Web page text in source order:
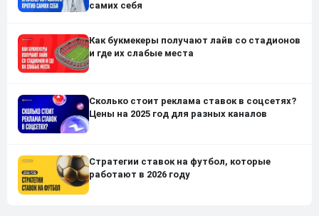
самих себя
Как букмекеры получают лайв со стадионов
и где их слабые места
Сколько стоит реклама ставок в соцсетях?
Цены на 2025 год для разных каналов
Стратегии ставок на футбол, которые
работают в 2026 году